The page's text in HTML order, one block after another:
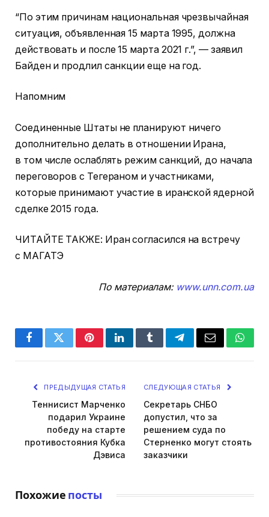
“По этим причинам национальная чрезвычайная
ситуация, объявленная 15 марта 1995, должна
действовать и после 15 марта 2021 г.”, — заявил
Байден и продлил санкции еще на год.
Напомним
Соединенные Штаты не планируют ничего
дополнительно делать в отношении Ирана,
в том числе ослаблять режим санкций, до начала
переговоров с Тегераном и участниками,
которые принимают участие в иранской ядерной
сделке 2015 года.
ЧИТАЙТЕ ТАКЖЕ: Иран согласился на встречу
с МАГАТЭ
По материалам: www.unn.com.ua
FacebookTwitterPinterestLinkedInTumblrTelegramEmail
ПРЕДЫДУЩАЯ СТАТЬЯ
Теннисист Марченко
подарил Украине
победу на старте
противостояния Кубка
Дэвиса
СЛЕДУЮЩАЯ СТАТЬЯ
Секретарь СНБО
допустил, что за
решением суда по
Стерненко могут стоять
заказчики
Похожие посты